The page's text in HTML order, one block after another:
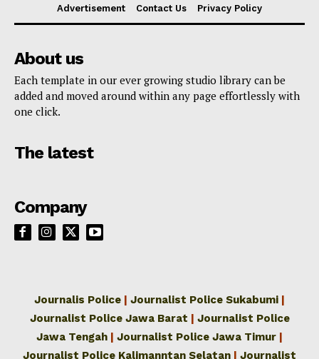
Advertisement Contact Us Privacy Policy
About us
Each template in our ever growing studio library can be
added and moved around within any page effortlessly with
one click.
The latest
Company
Journalis Police Journalist Police Sukabumi
Journalist Police Jawa Barat
Journalist Police
Jawa Tengah
Journalist Police Jawa Timur
Journalist Police Kalimanntan Selatan
Journalist